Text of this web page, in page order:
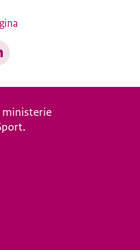
ministerie